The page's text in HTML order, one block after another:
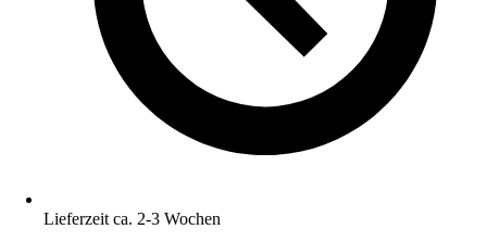
Lieferzeit ca. 2-3 Wochen